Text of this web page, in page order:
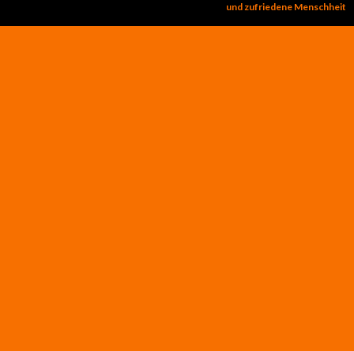
und zufriedene Menschheit